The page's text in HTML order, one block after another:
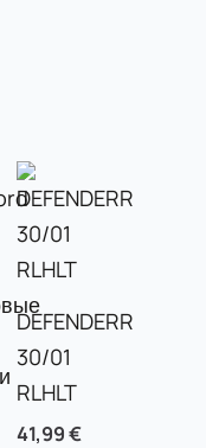
DEFENDERR
30/01
RLHLT
41,99€